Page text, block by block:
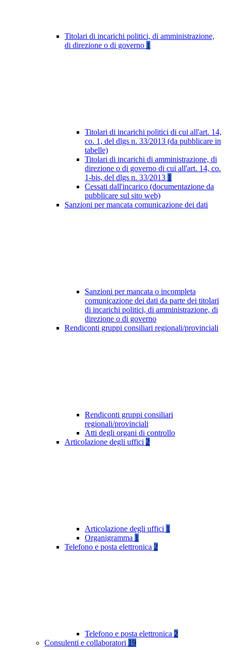
Titolari di incarichi politici, di amministrazione,
di direzione o di governo 1
Titolari di incarichi politici di cui all'art. 14,
co. 1, del dlgs n. 33/2013 (da pubblicare in
tabelle)
Titolari di incarichi di amministrazione, di
direzione o di governo di cui all'art. 14, co.
1-bis, del dlgs n. 33/2013 1
Cessati dall'incarico (documentazione da
pubblicare sul sito web)
Sanzioni per mancata comunicazione dei dati
Sanzioni per mancata o incompleta
comunicazione dei dati da parte dei titolari
di incarichi politici, di amministrazione, di
direzione o di governo
Rendiconti gruppi consiliari regionali/provinciali
Rendiconti gruppi consiliari
regionali/provinciali
Atti degli organi di controllo
Articolazione degli uffici 2
Articolazione degli uffici 1
Organigramma 1
Telefono e posta elettronica 2
Telefono e posta elettronica 2
Consulenti e collaboratori 19